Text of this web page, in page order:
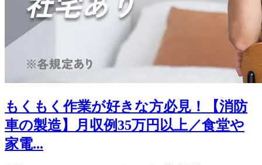
もくもく作業が好きな方必見！【消防
車の製造】月収例35万円以上／食堂や
家電...